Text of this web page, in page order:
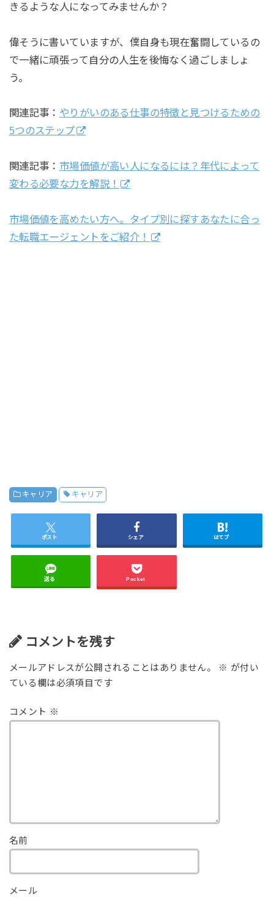
きるような人になってみませんか？
偉そうに書いていますが、僕自身も現在奮闘しているの
で一緒に頑張って自分の人生を後悔なく過ごしましょ
う。
関連記事： やりがいのある仕事の特徴と見つけるための
5つのステップ
関連記事： 市場価値が高い人になるには？年代によって
変わる必要な力を解説！
市場価値を高めたい方へ。タイプ別に探すあなたに合っ
た転職エージェントをご紹介！
キャリア キャリア
ポスト シェア はてブ
送る Pocket
コメントを残す
メールアドレスが公開されることはありません。 ※ が付い
ている欄は必須項目です
コメント ※
名前
メール